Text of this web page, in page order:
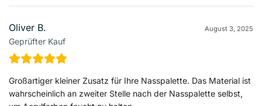
Oliver B.
Geprüfter Kauf
August 3, 2025
Großartiger kleiner Zusatz für Ihre Nasspalette. Das Material ist
wahrscheinlich an zweiter Stelle nach der Nasspalette selbst,